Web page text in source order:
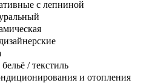
с лепниной
/ текстиль
и отопления